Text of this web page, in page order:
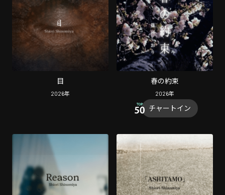
目
2026年
春の約束
2026年
チャートイン